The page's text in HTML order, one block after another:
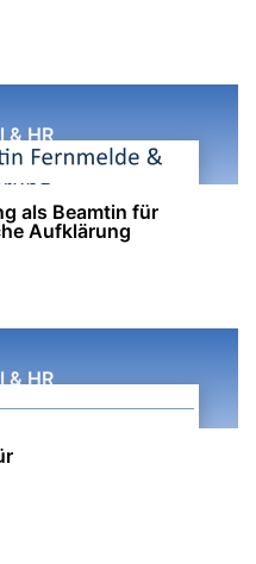
& HR
als Beamtin für
Aufklärung
& HR